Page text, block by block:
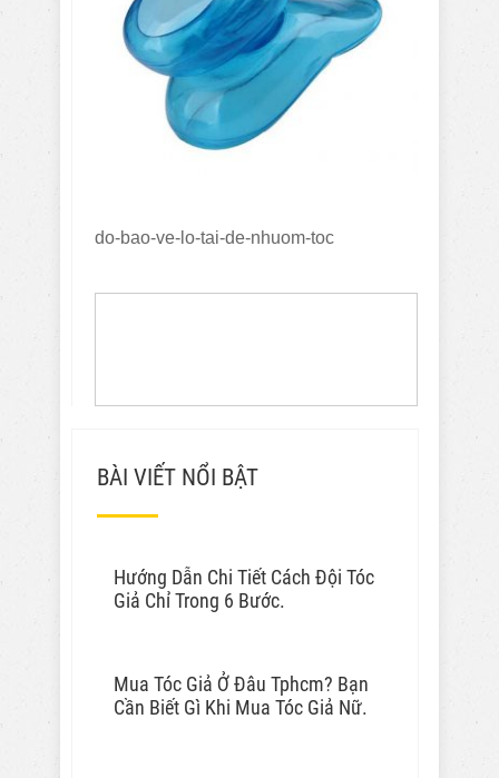
do-bao-ve-lo-tai-de-nhuom-toc
BÀI VIẾT NỔI BẬT
Hướng Dẫn Chi Tiết Cách Đội Tóc
Giả Chỉ Trong 6 Bước.
Mua Tóc Giả Ở Đâu Tphcm? Bạn
Cần Biết Gì Khi Mua Tóc Giả Nữ.